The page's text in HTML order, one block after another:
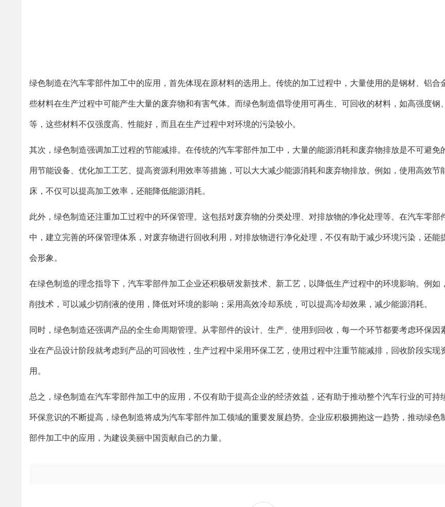
绿色制造在汽车零部件加工中的应用，首先体现在原材料的选用上。传统的加工过程中，大量使用的是钢材、铝合
些材料在生产过程中可能产生大量的废弃物和有害气体。而绿色制造倡导使用可再生、可回收的材料，如高强度钢
等，这些材料不仅强度高、性能好，而且在生产过程中对环境的污染较小。
其次，绿色制造强调加工过程的节能减排。在传统的汽车零部件加工中，大量的能源消耗和废弃物排放是不可避免
用节能设备、优化加工工艺、提高资源利用效率等措施，可以大大减少能源消耗和废弃物排放。例如，使用高效节
床，不仅可以提高加工效率，还能降低能源消耗。
此外，绿色制造还注重加工过程中的环保管理。这包括对废弃物的分类处理、对排放物的净化处理等。在汽车零部
中，建立完善的环保管理体系，对废弃物进行回收利用，对排放物进行净化处理，不仅有助于减少环境污染，还能
会形象。
在绿色制造的理念指导下，汽车零部件加工企业还积极研发新技术、新工艺，以降低生产过程中的环境影响。例如
削技术，可以减少切削液的使用，降低对环境的影响；采用高效冷却系统，可以提高冷却效果，减少能源消耗。
同时，绿色制造还强调产品的全生命周期管理。从零部件的设计、生产、使用到回收，每一个环节都要考虑环保因
业在产品设计阶段就考虑到产品的可回收性，生产过程中采用环保工艺，使用过程中注重节能减排，回收阶段实现
用。
总之，绿色制造在汽车零部件加工中的应用，不仅有助于提高企业的经济效益，还有助于推动整个汽车行业的可持
环保意识的不断提高，绿色制造将成为汽车零部件加工领域的重要发展趋势。企业应积极拥抱这一趋势，推动绿色
部件加工中的应用，为建设美丽中国贡献自己的力量。